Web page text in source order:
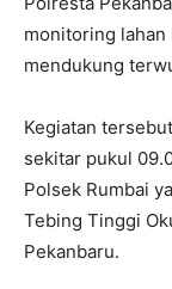
monitoring lahan
mendukung
Kegiatan
sekitar pukul
Polsek Rumbai
Tebing Tinggi
Pekanbaru.